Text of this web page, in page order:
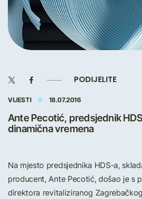
PODIJELITE
VIJESTI 18.07.2016
Ante Pecotić, predsjednik
dinamična vremena
Na mjesto predsjednika HDS-a,
producent, Ante Pecotić, došao je s
direktora revitaliziranog